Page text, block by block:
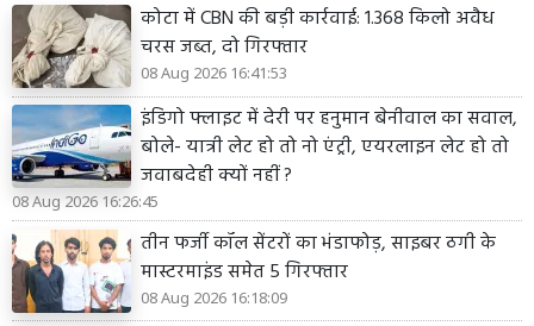
कोटा में CBN की बड़ी कार्रवाई: 1.368 किलो अवैध
चरस जब्त, दो गिरफ्तार
08 Aug 2026 16:41:53
इंडिगो फ्लाइट में देरी पर हनुमान बेनीवाल का सवाल,
बोले- यात्री लेट हो तो नो एंट्री, एयरलाइन लेट हो तो
जवाबदेही क्यों नहीं ?
08 Aug 2026 16:26:45
तीन फर्जी कॉल सेंटरों का भंडाफोड़, साइबर ठगी के
मास्टरमाइंड समेत 5 गिरफ्तार
08 Aug 2026 16:18:09